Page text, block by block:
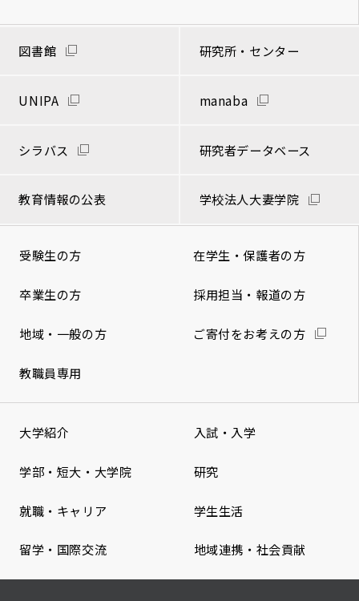
図書館 研究所・センター
UNIPA manaba
シラバス 研究者データベース
教育情報の公表 学校法人大妻学院
受験生の方 在学生・保護者の方
卒業生の方 採用担当・報道の方
地域・一般の方 ご寄付をお考えの方
教職員専用
大学紹介 入試・入学
学部・短大・大学院 研究
就職・キャリア 学生生活
留学・国際交流 地域連携・社会貢献